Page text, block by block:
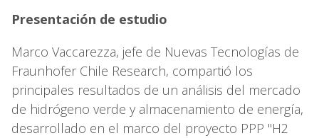
Presentación de estudio
Marco Vaccarezza, jefe de Nuevas Tecnologías de
Fraunhofer Chile Research, compartió los
principales resultados de un análisis del mercado
de hidrógeno verde y almacenamiento de energía,
desarrollado en el marco del proyecto PPP "H2